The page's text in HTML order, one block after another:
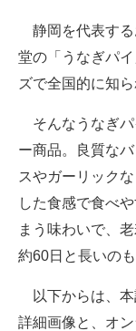
静岡を代表する
堂の「うなぎパ
ズで全国的に知ら
そんなうなぎパ
ー商品。良質な
スやガーリック
した食感で食べ
まう味わいで、
約60日と長いの
以下からは、本
詳細画像と、オ